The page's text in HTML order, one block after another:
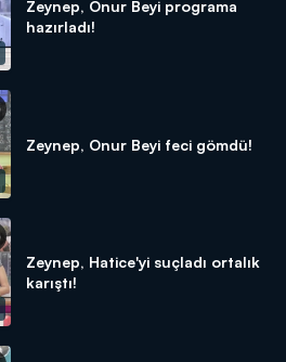
Zeynep, Onur Beyi programa
hazırladı!
Zeynep, Onur Beyi feci gömdü!
Zeynep, Hatice'yi suçladı ortalık
karıştı!